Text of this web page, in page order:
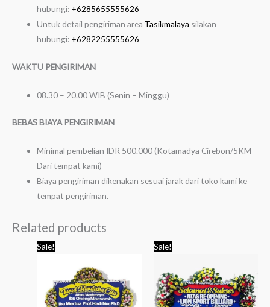
hubungi: +6285655555626
Untuk detail pengiriman area Tasikmalaya silakan
hubungi: +6282255555626
WAKTU PENGIRIMAN
08.30 – 20.00 WIB (Senin – Minggu)
BEBAS BIAYA PENGIRIMAN
Minimal pembelian IDR 500.000 (Kotamadya Cirebon/5KM
Dari tempat kami)
Biaya pengiriman dikenakan sesuai jarak dari toko kami ke
tempat pengiriman.
Related products
Sale!
Rp 800.000.
Sale!
Rp 800.000.
Rp 700.000.